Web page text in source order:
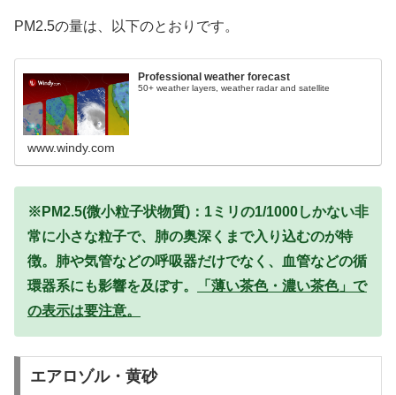
PM2.5の量は、以下のとおりです。
Professional weather forecast
50+ weather layers, weather radar and satellite
www.windy.com
※PM2.5(微小粒子状物質)：1ミリの1/1000しかない非
常に小さな粒子で、肺の奥深くまで入り込むのが特
徴。肺や気管などの呼吸器だけでなく、血管などの循
環器系にも影響を及ぼす。
「薄い茶色・濃い茶色」で
の表示は要注意。
エアロゾル・黄砂